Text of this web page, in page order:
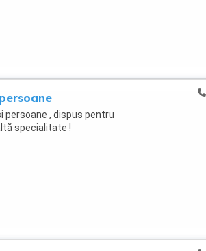
, dispus pentru
specialitate !